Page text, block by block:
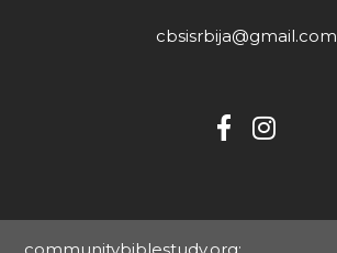
cbsisrbija@gmail.com